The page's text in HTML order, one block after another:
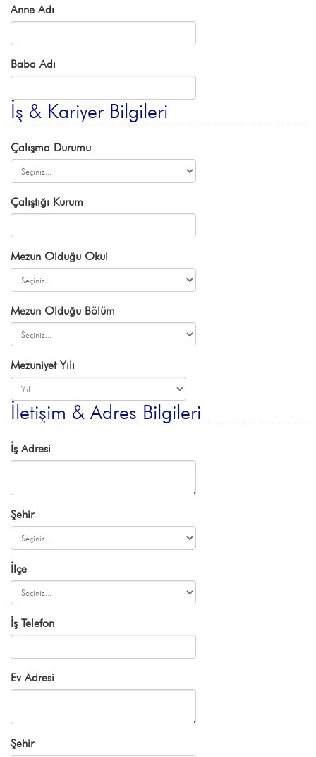
Anne Adı
Baba Adı
İş & Kariyer Bilgileri
Çalışma Durumu
Çalıştığı Kurum
Mezun Olduğu Okul
Mezun Olduğu Bölüm
Mezuniyet Yılı
İletişim & Adres Bilgileri
İş Adresi
Şehir
İlçe
İş Telefon
Ev Adresi
Şehir